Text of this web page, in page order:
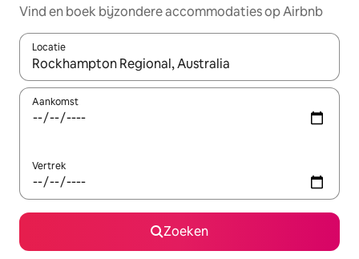
Vind en boek bijzondere accommodaties op Airbnb
Locatie
Wanneer er suggesties beschikbaar zijn, maak je een keuze
Aankomst
Vertrek
Zoeken